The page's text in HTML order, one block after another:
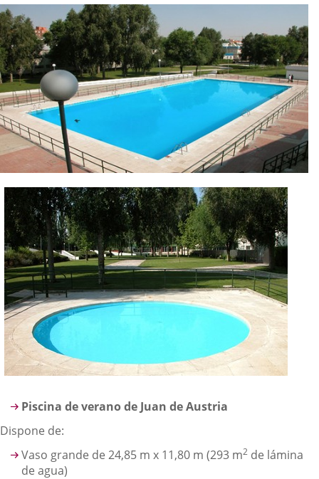
Piscina de verano de Juan de Austria
Dispone de:
Vaso grande de 24,85 m x 11,80 m (293 m2 de lámina
de agua)